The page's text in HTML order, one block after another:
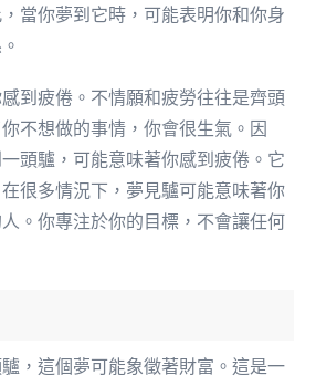
當你夢到它時，可能表明你和你身
到疲倦。不情願和疲勞往往是齊頭
不想做的事情，你會很生氣。因
頭驢，可能意味著你感到疲倦。它
很多情況下，夢見驢可能意味著你
。你專注於你的目標，不會讓任何
，這個夢可能象徵著財富。這是一